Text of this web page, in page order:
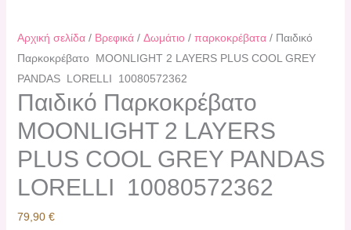
Αρχική σελίδα/ Βρεφικά/ Δωμάτιο/ παρκοκρέβατα/ Παιδικό
Παρκοκρέβατο MOONLIGHT 2 LAYERS PLUS COOL GREY
PANDAS LORELLI 10080572362
Παιδικό Παρκοκρέβατο
MOONLIGHT 2 LAYERS
PLUS COOL GREY PANDAS
LORELLI 10080572362
79,90 €